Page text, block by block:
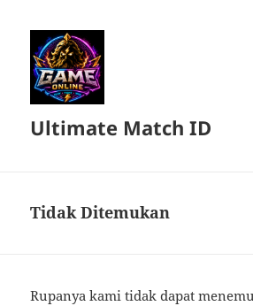
Ultimate Match ID
Tidak Ditemukan
Rupanya kami tidak dapat